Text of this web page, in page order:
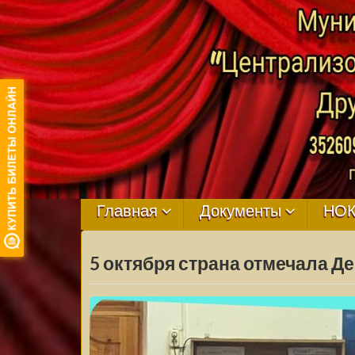
МБУ ЦКРЦ
СЕЛЬСКОГО
ПОСЕЛЕНИЯ
Главная Документы
5 октября страна отмечала